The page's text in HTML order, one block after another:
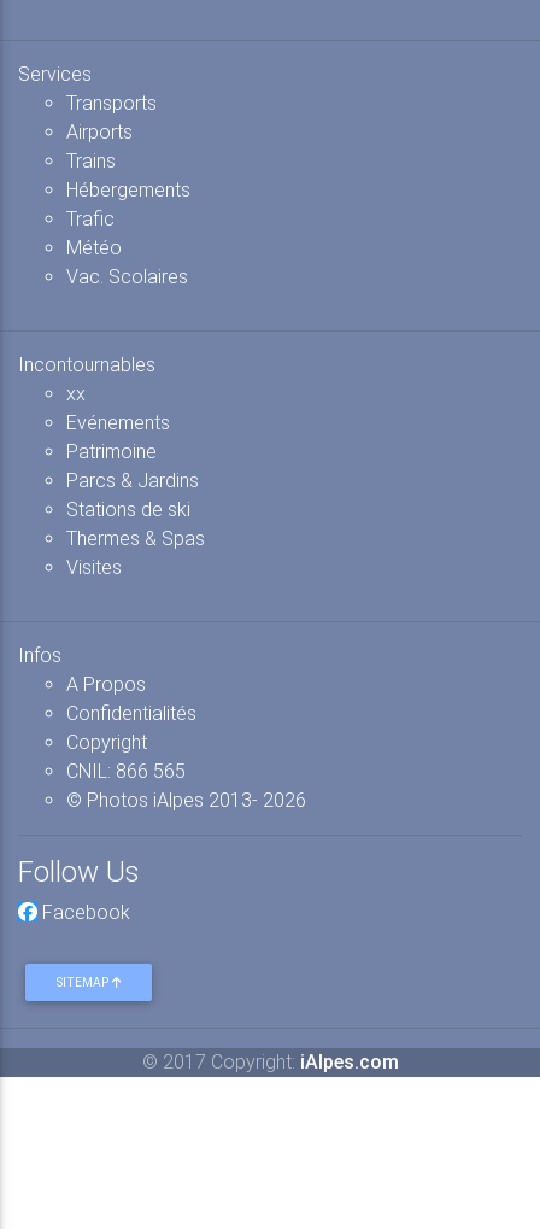
Services
Transports
Airports
Trains
Hébergements
Trafic
Météo
Vac. Scolaires
Incontournables
xx
Evénements
Patrimoine
Parcs & Jardins
Stations de ski
Thermes & Spas
Visites
Infos
A Propos
Confidentialités
Copyright
CNIL: 866 565
© Photos iAlpes 2013- 2026
Follow Us
Facebook
SITEMAP
© 2017 Copyright: iAlpes.com